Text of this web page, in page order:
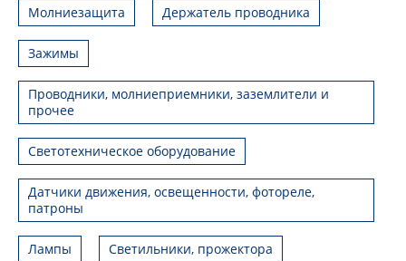
Молниезащита Держатель проводника
Зажимы
Проводники, молниеприемники, заземлители и
прочее
Светотехническое оборудование
Датчики движения, освещенности, фотореле,
патроны
Лампы Светильники, прожектора